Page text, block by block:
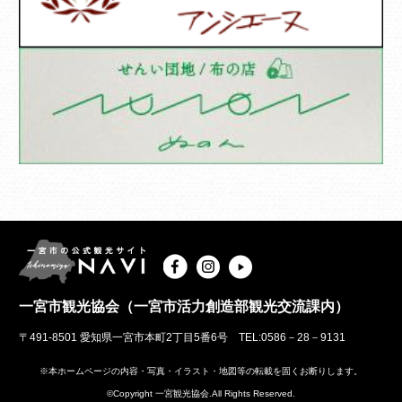
一宮市観光協会（一宮市活力創造部観光交流課内）
〒491-8501 愛知県一宮市本町2丁目5番6号 TEL:0586－28－9131
※本ホームページの内容・写真・イラスト・地図等の転載を固くお断りします。
©Copyright 一宮観光協会.All Rights Reserved.